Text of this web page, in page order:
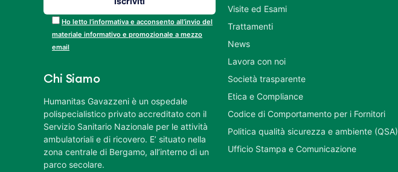
Ho letto l’informativa e acconsento all’invio del
materiale informativo e promozionale a mezzo
email
Chi Siamo
Humanitas Gavazzeni è un ospedale
polispecialistico privato accreditato con il
Servizio Sanitario Nazionale per le attività
ambulatoriali e di ricovero. E’ situato nella
zona centrale di Bergamo, all’interno di un
parco secolare.
Visite ed Esami
Trattamenti
News
Lavora con noi
Società trasparente
Etica e Compliance
Codice di Comportamento per i Fornitori
Politica qualità sicurezza e ambiente (QSA)
Ufficio Stampa e Comunicazione